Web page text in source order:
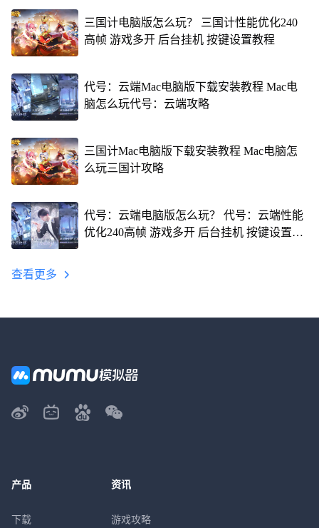
三国计电脑版怎么玩？ 三国计性能优化240
高帧 游戏多开 后台挂机 按键设置教程
代号：云端Mac电脑版下载安装教程 Mac电
脑怎么玩代号：云端攻略
三国计Mac电脑版下载安装教程 Mac电脑怎
么玩三国计攻略
代号：云端电脑版怎么玩？ 代号：云端性能
优化240高帧 游戏多开 后台挂机 按键设置教
查看更多
产品
下载
资讯
游戏攻略